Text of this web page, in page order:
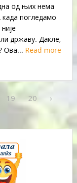
од њих нема
када погледамо
државу. Дакле,
Ова... Read more
19 20
›